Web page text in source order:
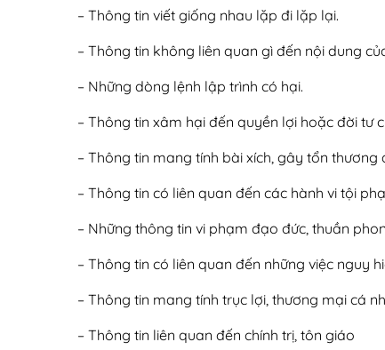
– Thông tin viết giống nhau lặp đi lặp lại.
– Thông tin không liên quan gì đến nội dung
– Những dòng lệnh lập trình có hại.
– Thông tin xâm hại đến quyền lợi hoặc đời tư
– Thông tin mang tính bài xích, gây tổn thương
– Thông tin có liên quan đến các hành vi tội
– Những thông tin vi phạm đạo đức, thuần
– Thông tin có liên quan đến những việc nguy
– Thông tin mang tính trục lợi, thương mại cá
– Thông tin liên quan đến chính trị, tôn giáo